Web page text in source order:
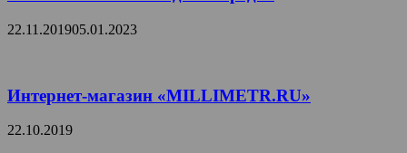
22.11.201905.01.2023
Интернет-магазин «MILLIMETR.RU»
22.10.2019